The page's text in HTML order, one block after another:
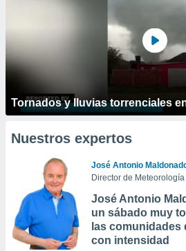
Tornados y lluvias torrenciales
Nuestros expertos
José Antonio
Director de Meteorología
José Antonio
un sábado muy
las
con intensidad